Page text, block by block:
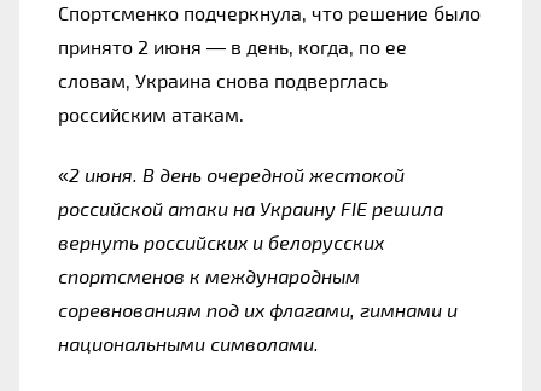
Спортсменко подчеркнула, что решение было
принято 2 июня — в день, когда, по ее
словам, Украина снова подверглась
российским атакам.
«2 июня. В день очередной жестокой
российской атаки на Украину FIE решила
вернуть российских и белорусских
спортсменов к международным
соревнованиям под их флагами, гимнами и
национальными символами.